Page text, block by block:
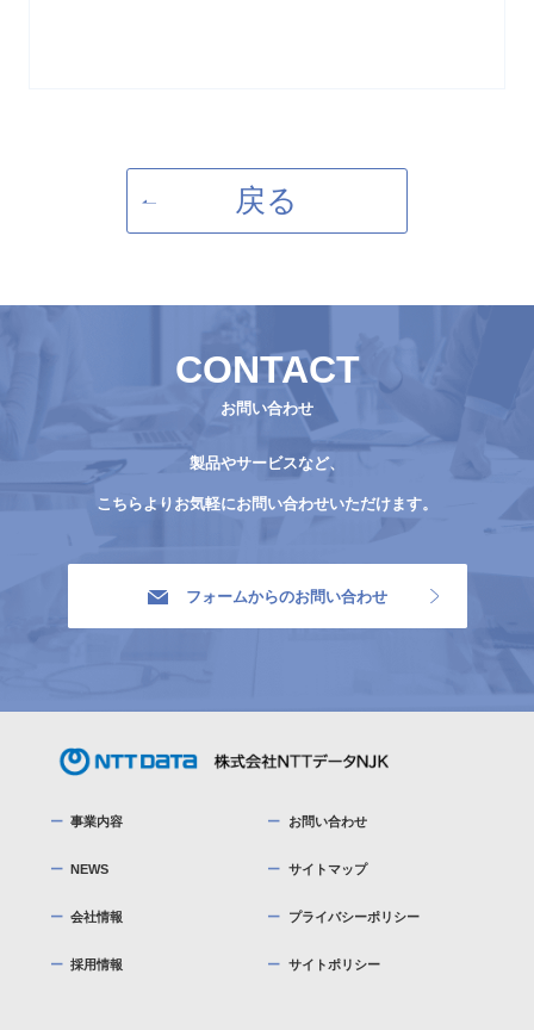
戻る
CONTACT
お問い合わせ
製品やサービスなど、
こちらよりお気軽にお問い合わせいただけます。
フォームからのお問い合わせ
事業内容
NEWS
会社情報
採用情報
お問い合わせ
サイトマップ
プライバシーポリシー
サイトポリシー